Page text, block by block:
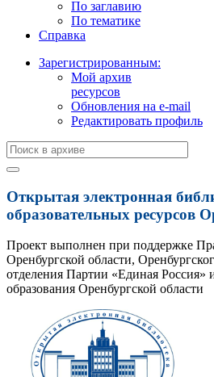
По заглавию
По тематике
Справка
Зарегистрированным:
Мой архив
ресурсов
Обновления на e-mail
Редактировать профиль
Открытая электронная
образовательных ресурсов
Проект выполнен при поддержке
Оренбургской области,
отделения Партии «Единая Россия»
образования Оренбургской области